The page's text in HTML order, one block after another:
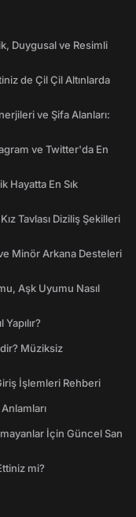
Duygusal ve Resimli
de Çil Çil Altınlarda
ve Şifa Alanları:
ve Twitter'da En
Hayatta En Sık
Tavlası Diziliş Şekilleri
Minör Arkana Desteleri
Aşk Uyumu Nasıl
Müziksiz
İşlemleri Rehberi
İçin Güncel San
mi?